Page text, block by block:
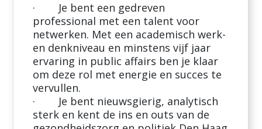
· Je bent een gedreven
professional met een talent voor
netwerken. Met een academisch werk-
en denkniveau en minstens vijf jaar
ervaring in public affairs ben je klaar
om deze rol met energie en succes te
vervullen.
· Je bent nieuwsgierig, analytisch
sterk en kent de ins en outs van de